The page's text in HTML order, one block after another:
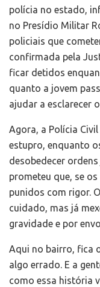
polícia no estado,
no Presídio Militar
policiais que
confirmada pela
ficar detidos
quanto a jovem
ajudar a esclarecer
Agora, a Polícia
estupro, enquanto
desobedecer
prometeu que, se
punidos com rigor.
cuidado, mas já
gravidade e por
Aqui no bairro, fica
algo errado. E a
como essa história